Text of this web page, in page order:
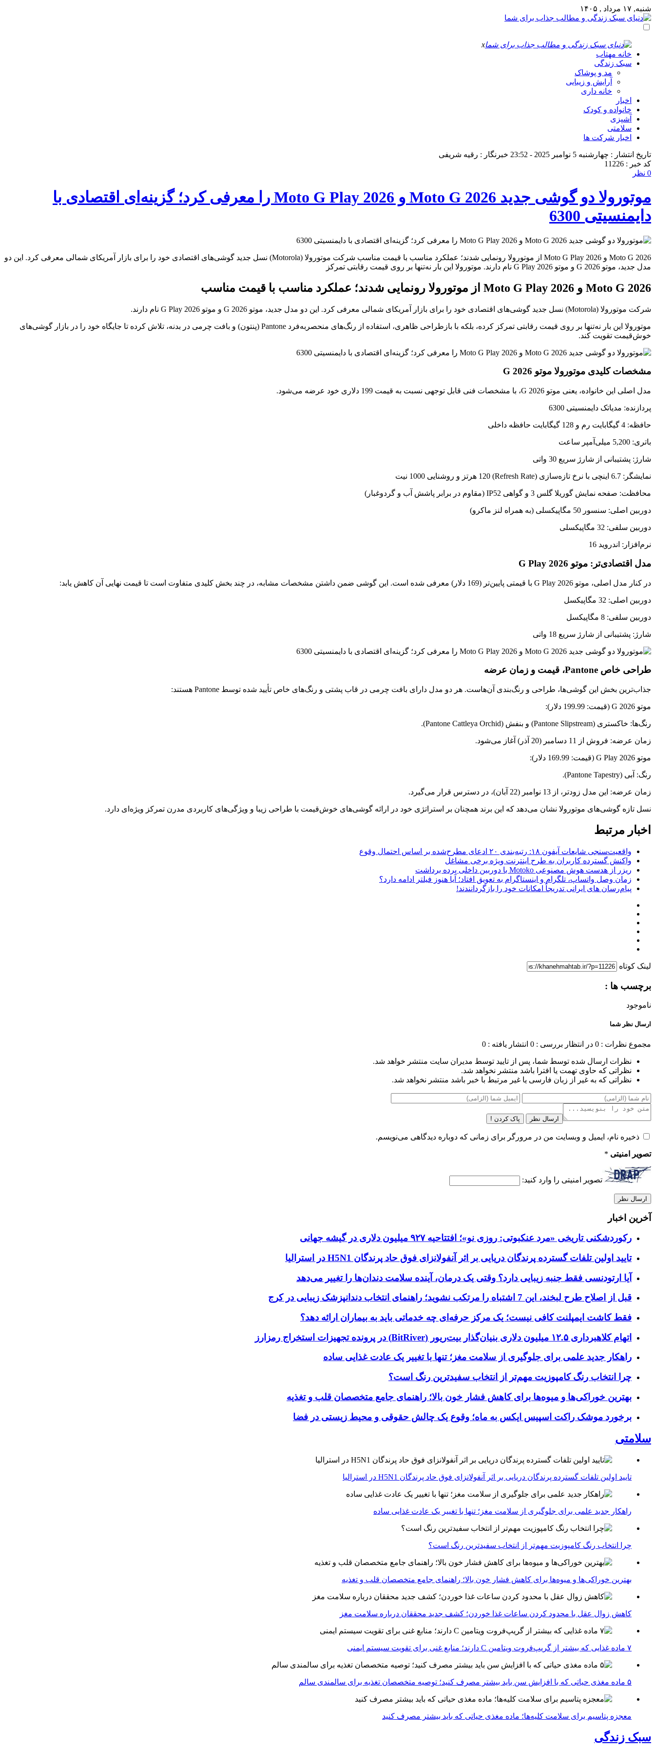
شنبه, ۱۷ مرداد , ۱۴۰۵
x
خانه مهتاب
سبک زندگی
مد و پوشاک
آرایش و زیبایی
خانه داری
اخبار
خانواده و کودک
آشپزی
سلامتی
اخبار شرکت ها
تاریخ انتشار : چهارشنبه 5 نوامبر 2025 - 23:52
خبرنگار : رقیه شریفی
کد خبر : 11226
0 نظر
موتورولا دو گوشی جدید Moto G 2026 و Moto G Play 2026 را معرفی کرد؛ گزینه‌ای اقتصادی با
دایمنسیتی 6300
Moto G 2026 و Moto G Play 2026 از موتورولا رونمایی شدند؛ عملکرد مناسب با قیمت مناسب شرکت موتورولا (Motorola) نسل جدید گوشی‌های اقتصادی خود را برای بازار آمریکای شمالی معرفی کرد. این دو
مدل جدید، موتو G 2026 و موتو G Play 2026 نام دارند. موتورولا این بار نه‌تنها بر روی قیمت رقابتی تمرکز
Moto G 2026 و Moto G Play 2026 از موتورولا رونمایی شدند؛ عملکرد مناسب با قیمت مناسب
شرکت موتورولا (Motorola) نسل جدید گوشی‌های اقتصادی خود را برای بازار آمریکای شمالی معرفی کرد. این دو مدل جدید، موتو G 2026 و موتو G Play 2026 نام دارند.
موتورولا این بار نه‌تنها بر روی قیمت رقابتی تمرکز کرده، بلکه با بازطراحی ظاهری، استفاده از رنگ‌های منحصربه‌فرد Pantone (پنتون) و بافت چرمی در بدنه، تلاش کرده تا جایگاه خود را در بازار گوشی‌های
خوش‌قیمت تقویت کند.
مشخصات کلیدی موتورولا موتو G 2026
مدل اصلی این خانواده، یعنی موتو G 2026، با مشخصات فنی قابل توجهی نسبت به قیمت 199 دلاری خود عرضه می‌شود.
پردازنده: مدیاتک دایمنسیتی 6300
حافظه: 4 گیگابایت رم و 128 گیگابایت حافظه داخلی
باتری: 5,200 میلی‌آمپر ساعت
شارژ: پشتیبانی از شارژ سریع 30 واتی
نمایشگر: 6.7 اینچی با نرخ تازه‌سازی (Refresh Rate) 120 هرتز و روشنایی 1000 نیت
محافظت: صفحه نمایش گوریلا گلس 3 و گواهی IP52 (مقاوم در برابر پاشش آب و گردوغبار)
دوربین اصلی: سنسور 50 مگاپیکسلی (به همراه لنز ماکرو)
دوربین سلفی: 32 مگاپیکسلی
نرم‌افزار: اندروید 16
مدل اقتصادی‌تر: موتو G Play 2026
در کنار مدل اصلی، موتو G Play 2026 با قیمتی پایین‌تر (169 دلار) معرفی شده است. این گوشی ضمن داشتن مشخصات مشابه، در چند بخش کلیدی متفاوت است تا قیمت نهایی آن کاهش یابد:
دوربین اصلی: 32 مگاپیکسل
دوربین سلفی: 8 مگاپیکسل
شارژ: پشتیبانی از شارژ سریع 18 واتی
طراحی خاص Pantone، قیمت و زمان عرضه
جذاب‌ترین بخش این گوشی‌ها، طراحی و رنگ‌بندی آن‌هاست. هر دو مدل دارای بافت چرمی در قاب پشتی و رنگ‌های خاص تأیید شده توسط Pantone هستند:
موتو G 2026 (قیمت: 199.99 دلار):
رنگ‌ها: خاکستری (Pantone Slipstream) و بنفش (Pantone Cattleya Orchid).
زمان عرضه: فروش از 11 دسامبر (20 آذر) آغاز می‌شود.
موتو G Play 2026 (قیمت: 169.99 دلار):
رنگ: آبی (Pantone Tapestry).
زمان عرضه: این مدل زودتر، از 13 نوامبر (22 آبان)، در دسترس قرار می‌گیرد.
نسل تازه گوشی‌های موتورولا نشان می‌دهد که این برند همچنان بر استراتژی خود در ارائه گوشی‌های خوش‌قیمت با طراحی زیبا و ویژگی‌های کاربردی مدرن تمرکز ویژه‌ای دارد.
اخبار مرتبط
واقعیت‌سنجی شایعات آیفون ۱۸: رتبه‌بندی ۲۰ ادعای مطرح‌شده بر اساس احتمال وقوع
واکنش گسترده کاربران به طرح اینترنت ویژه برخی مشاغل
ریزر از هدست هوش مصنوعی Motoko با دوربین داخلی پرده برداشت
زمان وصل واتساپ، تلگرام و اینستاگرام به تعویق افتاد؛ آیا هنوز فیلتر ادامه دارد؟
پیام‌رسان‌ های ایرانی تدریجاً امکانات خود را بازگردانندند!
لینک کوتاه
برچسب ها :
ناموجود
ارسال نظر شما
مجموع نظرات : 0 در انتظار بررسی : 0 انتشار یافته : 0
نظرات ارسال شده توسط شما، پس از تایید توسط مدیران سایت منتشر خواهد شد.
نظراتی که حاوی تهمت یا افترا باشد منتشر نخواهد شد.
نظراتی که به غیر از زبان فارسی یا غیر مرتبط با خبر باشد منتشر نخواهد شد.
ارسال نظر پاک کردن !
ذخیره نام، ایمیل و وبسایت من در مرورگر برای زمانی که دوباره دیدگاهی می‌نویسم.
تصویر امنیتی *
تصویر امنیتی را وارد کنید:
آخرین اخبار
رکوردشکنی تاریخی «مرد عنکبوتی: روزی نو»؛ افتتاحیه ۹۲۷ میلیون دلاری در گیشه جهانی
تایید اولین تلفات گسترده پرندگان دریایی بر اثر آنفولانزای فوق حاد پرندگان H5N1 در استرالیا
آیا ارتودنسی فقط جنبه زیبایی دارد؟ وقتی یک درمان، آینده سلامت دندان‌ها را تغییر می‌دهد
قبل از اصلاح طرح لبخند، این 7 اشتباه را مرتکب نشوید؛ راهنمای انتخاب دندانپزشک زیبایی در کرج
فقط کاشت ایمپلنت کافی نیست؛ یک مرکز حرفه‌ای چه خدماتی باید به بیماران ارائه دهد؟
اتهام کلاهبرداری ۱۲.۵ میلیون دلاری بنیان‌گذار بیت‌ریور (BitRiver) در پرونده تجهیزات استخراج رمزارز
راهکار جدید علمی برای جلوگیری از سلامت مغز؛ تنها با تغییر یک عادت غذایی ساده
چرا انتخاب رنگ کامپوزیت مهم‌تر از انتخاب سفیدترین رنگ است؟
بهترین خوراکی‌ها و میوه‌ها برای کاهش فشار خون بالا؛ راهنمای جامع متخصصان قلب و تغذیه
برخورد موشک راکت اسپیس ایکس به ماه؛ وقوع یک چالش حقوقی و محیط زیستی در فضا
سلامتی
تایید اولین تلفات گسترده پرندگان دریایی بر اثر آنفولانزای فوق حاد پرندگان H5N1 در استرالیا
راهکار جدید علمی برای جلوگیری از سلامت مغز؛ تنها با تغییر یک عادت غذایی ساده
چرا انتخاب رنگ کامپوزیت مهم‌تر از انتخاب سفیدترین رنگ است؟
بهترین خوراکی‌ها و میوه‌ها برای کاهش فشار خون بالا؛ راهنمای جامع متخصصان قلب و تغذیه
کاهش زوال عقل با محدود کردن ساعات غذا خوردن؛ کشف جدید محققان درباره سلامت مغز
۷ ماده غذایی که بیشتر از گریپ‌فروت ویتامین C دارند؛ منابع غنی برای تقویت سیستم ایمنی
۵ ماده مغذی حیاتی که با افزایش سن باید بیشتر مصرف کنید؛ توصیه متخصصان تغذیه برای سالمندی سالم
معجزه پتاسیم برای سلامت کلیه‌ها؛ ماده مغذی حیاتی که باید بیشتر مصرف کنید
سبک زندگی